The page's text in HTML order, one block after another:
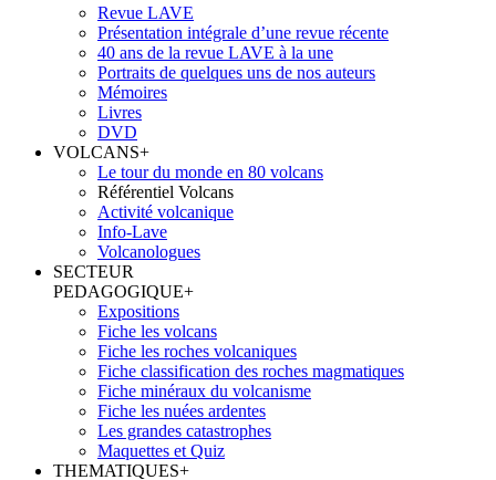
Revue LAVE
Présentation intégrale d’une revue récente
40 ans de la revue LAVE à la une
Portraits de quelques uns de nos auteurs
Mémoires
Livres
DVD
VOLCANS+
Le tour du monde en 80 volcans
Référentiel Volcans
Activité volcanique
Info-Lave
Volcanologues
SECTEUR
PEDAGOGIQUE+
Expositions
Fiche les volcans
Fiche les roches volcaniques
Fiche classification des roches magmatiques
Fiche minéraux du volcanisme
Fiche les nuées ardentes
Les grandes catastrophes
Maquettes et Quiz
THEMATIQUES+